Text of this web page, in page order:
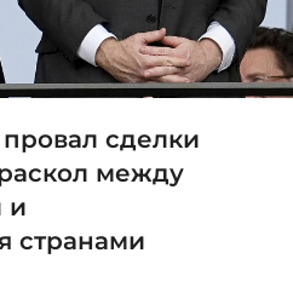
сделки
между
и
странами